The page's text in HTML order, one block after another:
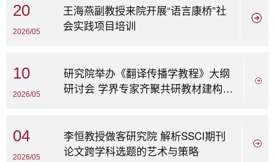
20
2026/05
王海燕副教授来院开展“语言康桥”社
会实践项目培训
10
2026/05
研究院举办《翻译传播学教程》大纲
研讨会 学界专家齐聚共研教材建构与
04
2026/05
李恒教授做客研究院 解析SSCI期刊
论文跨学科选题的艺术与策略